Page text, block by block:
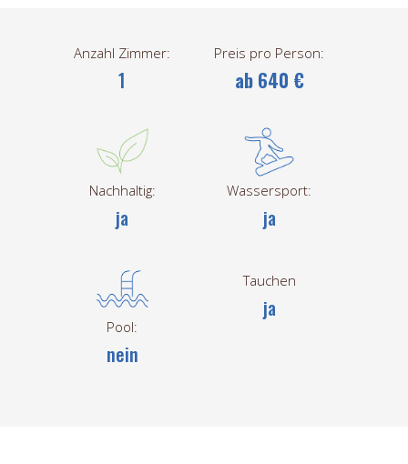
Anzahl Zimmer:
1
Preis pro Person:
ab 640 €
Nachhaltig:
ja
Wassersport:
ja
Pool:
nein
Tauchen
ja